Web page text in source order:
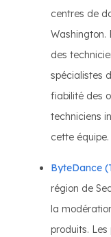
centres de
Washington.
des
spécialistes
fiabilité des
techniciens
cette équipe.
ByteDance
région de
la
produits.